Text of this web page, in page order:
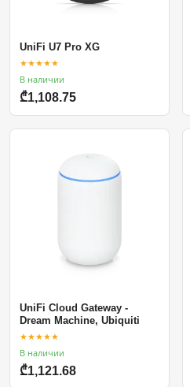
UniFi U7 Pro XG
★★★★★
В наличии
₾1,108.75
UniFi Cloud Gateway -
Dream Machine, Ubiquiti
★★★★★
В наличии
₾1,121.68